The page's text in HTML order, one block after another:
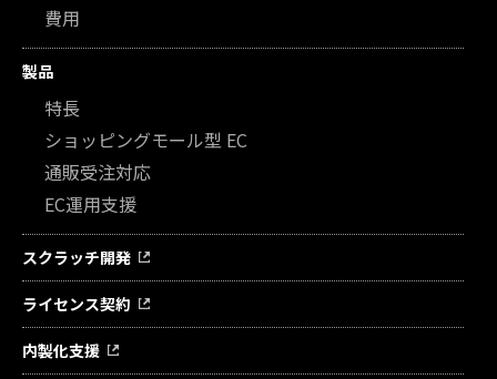
費用
製品
特長
ショッピングモール型 EC
通販受注対応
EC運用支援
スクラッチ開発
ライセンス契約
内製化支援